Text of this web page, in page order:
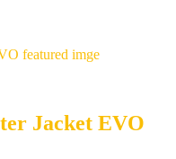
Jacket EVO